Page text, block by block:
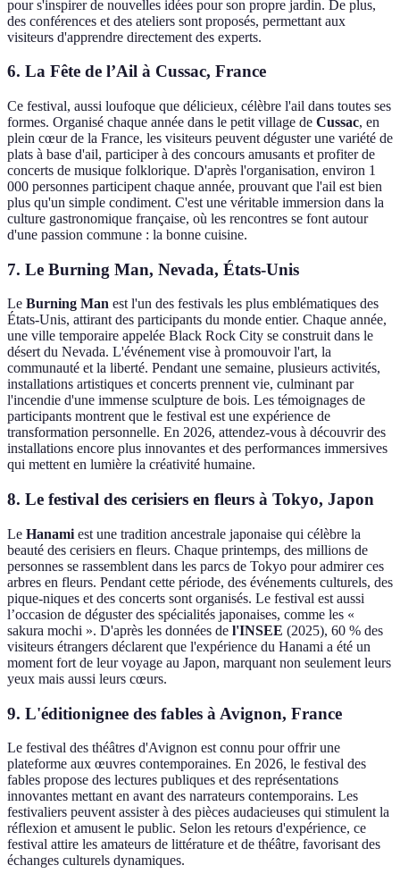
pour s'inspirer de nouvelles idées pour son propre jardin. De plus,
des conférences et des ateliers sont proposés, permettant aux
visiteurs d'apprendre directement des experts.
6. La Fête de l’Ail à Cussac, France
Ce festival, aussi loufoque que délicieux, célèbre l'ail dans toutes ses
formes. Organisé chaque année dans le petit village de Cussac, en
plein cœur de la France, les visiteurs peuvent déguster une variété de
plats à base d'ail, participer à des concours amusants et profiter de
concerts de musique folklorique. D'après l'organisation, environ 1
000 personnes participent chaque année, prouvant que l'ail est bien
plus qu'un simple condiment. C'est une véritable immersion dans la
culture gastronomique française, où les rencontres se font autour
d'une passion commune : la bonne cuisine.
7. Le Burning Man, Nevada, États-Unis
Le Burning Man est l'un des festivals les plus emblématiques des
États-Unis, attirant des participants du monde entier. Chaque année,
une ville temporaire appelée Black Rock City se construit dans le
désert du Nevada. L'événement vise à promouvoir l'art, la
communauté et la liberté. Pendant une semaine, plusieurs activités,
installations artistiques et concerts prennent vie, culminant par
l'incendie d'une immense sculpture de bois. Les témoignages de
participants montrent que le festival est une expérience de
transformation personnelle. En 2026, attendez-vous à découvrir des
installations encore plus innovantes et des performances immersives
qui mettent en lumière la créativité humaine.
8. Le festival des cerisiers en fleurs à Tokyo, Japon
Le Hanami est une tradition ancestrale japonaise qui célèbre la
beauté des cerisiers en fleurs. Chaque printemps, des millions de
personnes se rassemblent dans les parcs de Tokyo pour admirer ces
arbres en fleurs. Pendant cette période, des événements culturels, des
pique-niques et des concerts sont organisés. Le festival est aussi
l’occasion de déguster des spécialités japonaises, comme les «
sakura mochi ». D'après les données de l'INSEE (2025), 60 % des
visiteurs étrangers déclarent que l'expérience du Hanami a été un
moment fort de leur voyage au Japon, marquant non seulement leurs
yeux mais aussi leurs cœurs.
9. L'éditionignee des fables à Avignon, France
Le festival des théâtres d'Avignon est connu pour offrir une
plateforme aux œuvres contemporaines. En 2026, le festival des
fables propose des lectures publiques et des représentations
innovantes mettant en avant des narrateurs contemporains. Les
festivaliers peuvent assister à des pièces audacieuses qui stimulent la
réflexion et amusent le public. Selon les retours d'expérience, ce
festival attire les amateurs de littérature et de théâtre, favorisant des
échanges culturels dynamiques.